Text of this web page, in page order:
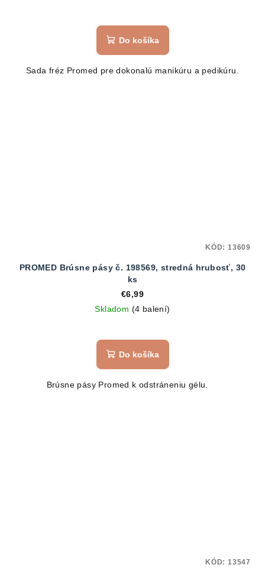
Do košíka
Sada fréz Promed pre dokonalú manikúru a pedikúru.
PROMED Brúsne pásy č. 198569, stredná hrubosť, 30
ks
€6,99
Skladom (4 balení)
Do košíka
Brúsne pásy Promed k odstráneniu gélu.
KÓD: 13609
KÓD: 13547